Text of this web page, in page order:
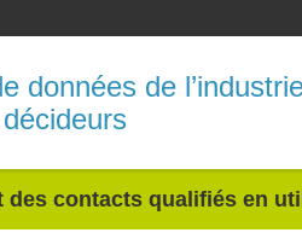
données de
des contacts qualifiés en